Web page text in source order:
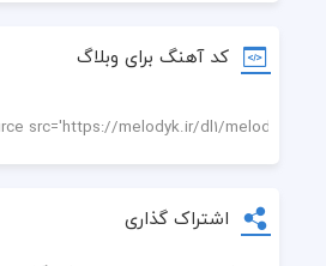
کد آهنگ برای وبلاگ
اشتراک گذاری